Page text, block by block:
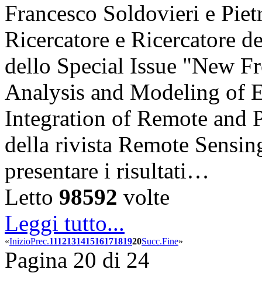
Francesco Soldovieri e
Ricercatore e Ricercatore
dello Special Issue "New
Analysis and Modeling of
Integration of Remote and
della rivista Remote
presentare i risultati…
Letto 98592 volte
Leggi tutto...
«InizioPrec.11121314151617181920Succ.Fine»
Pagina 20 di 24